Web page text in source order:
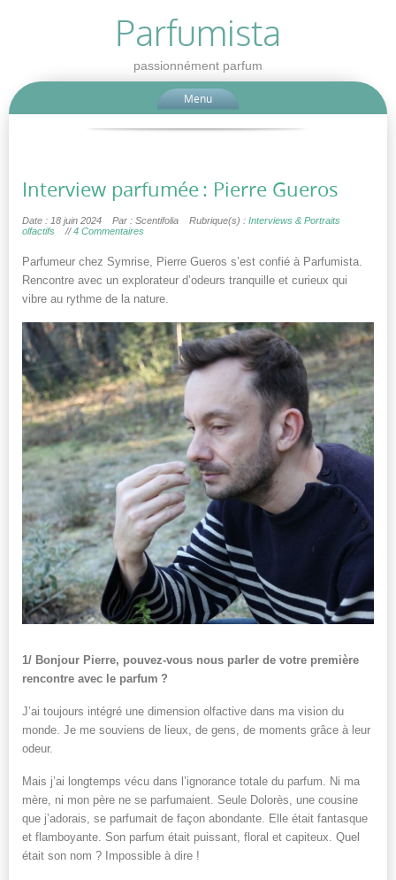
Parfumista
passionnément parfum
Menu
Interview parfumée : Pierre Gueros
Date : 18 juin 2024 Par : Scentifolia Rubrique(s) : Interviews & Portraits
olfactifs
//4 Commentaires
Parfumeur chez Symrise, Pierre Gueros s’est confié à Parfumista.
Rencontre avec un explorateur d’odeurs tranquille et curieux qui
vibre au rythme de la nature.
1/ Bonjour Pierre, pouvez-vous nous parler de votre première
rencontre avec le parfum ?
J’ai toujours intégré une dimension olfactive dans ma vision du
monde. Je me souviens de lieux, de gens, de moments grâce à leur
odeur.
Mais j’ai longtemps vécu dans l’ignorance totale du parfum. Ni ma
mère, ni mon père ne se parfumaient. Seule Dolorès, une cousine
que j’adorais, se parfumait de façon abondante. Elle était fantasque
et flamboyante. Son parfum était puissant, floral et capiteux. Quel
était son nom ? Impossible à dire !